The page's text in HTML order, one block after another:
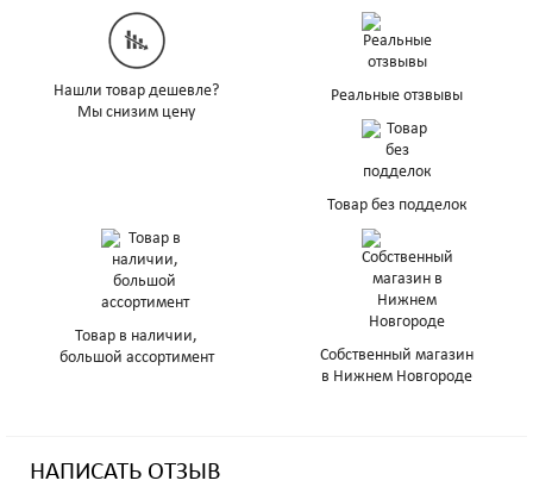
Нашли товар дешевле?
Мы снизим цену
Реальные отзвывы
Товар без подделок
Товар в наличии,
большой ассортимент
Собственный магазин
в Нижнем Новгороде
НАПИСАТЬ ОТЗЫВ